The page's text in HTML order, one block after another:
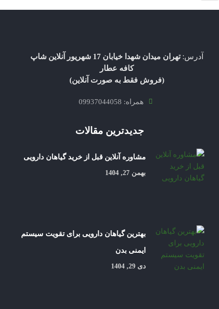
آدرس:
تهران میدان شهدا خیابان 17 شهریور آنلاین شاپ
کافه عطار
(فروش فقط به صورت آنلاین)
همراه: 09937044058
جدیدترین مقالات
مشاوره آنلاین قبل از خرید گیاهان دارویی
بهمن 27, 1404
بهترین گیاهان دارویی برای تقویت سیستم
ایمنی بدن
دی 29, 1404